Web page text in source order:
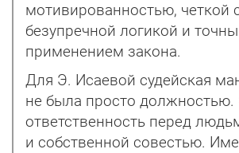
мотивированностью, четкой
безупречной логикой и
применением закона.
Для Э. Исаевой судейская
не была просто должностью.
ответственность перед
и собственной совестью.